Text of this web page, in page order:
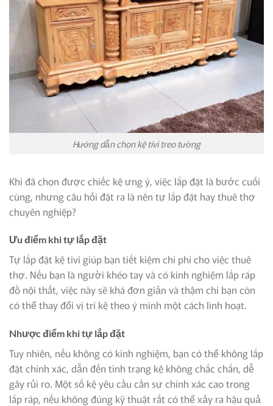
Hướng dẫn chọn kệ tivi treo tường
Khi đã chọn được chiếc kệ ưng ý, việc lắp đặt là bước cuối
cùng, nhưng câu hỏi đặt ra là nên tự lắp đặt hay thuê thợ
chuyên nghiệp?
Ưu điểm khi tự lắp đặt
Tự lắp đặt kệ tivi giúp bạn tiết kiệm chi phí cho việc thuê
thợ. Nếu bạn là người khéo tay và có kinh nghiệm lắp ráp
đồ nội thất, việc này sẽ khá đơn giản và thậm chí bạn còn
có thể thay đổi vị trí kệ theo ý mình một cách linh hoạt.
Nhược điểm khi tự lắp đặt
Tuy nhiên, nếu không có kinh nghiệm, bạn có thể không lắp
đặt chính xác, dẫn đến tình trạng kệ không chắc chắn, dễ
gây rủi ro. Một số kệ yêu cầu cần sự chính xác cao trong
lắp ráp, nếu không đúng kỹ thuật rất có thể xảy ra hậu quả